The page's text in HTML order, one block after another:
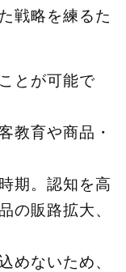
戦略を練るた
とが可能で
教育や商品・
期。認知を高
の販路拡大、
めないため、